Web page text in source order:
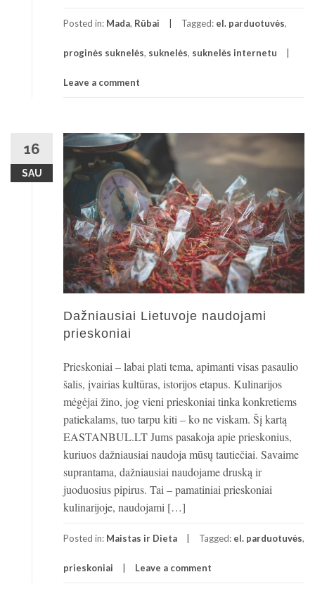
Posted in: Mada, Rūbai Tagged: el. parduotuvės,
proginės suknelės, suknelės, suknelės internetu
Leave a comment
16
SAU
Dažniausiai Lietuvoje naudojami
prieskoniai
Prieskoniai – labai plati tema, apimanti visas pasaulio
šalis, įvairias kultūras, istorijos etapus. Kulinarijos
mėgėjai žino, jog vieni prieskoniai tinka konkretiems
patiekalams, tuo tarpu kiti – ko ne viskam. Šį kartą
EASTANBUL.LT Jums pasakoja apie prieskonius,
kuriuos dažniausiai naudoja mūsų tautiečiai. Savaime
suprantama, dažniausiai naudojame druską ir
juoduosius pipirus. Tai – pamatiniai prieskoniai
kulinarijoje, naudojami […]
Posted in: Maistas ir Dieta Tagged: el. parduotuvės,
prieskoniai Leave a comment